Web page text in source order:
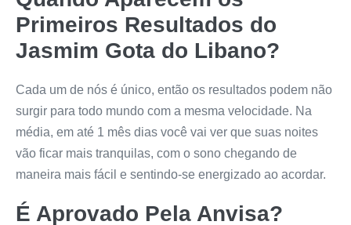
Primeiros Resultados do
Jasmim Gota do Libano?
Cada um de nós é único, então os resultados podem não
surgir para todo mundo com a mesma velocidade. Na
média, em até 1 mês dias você vai ver que suas noites
vão ficar mais tranquilas, com o sono chegando de
maneira mais fácil e sentindo-se energizado ao acordar.
É Aprovado Pela Anvisa?